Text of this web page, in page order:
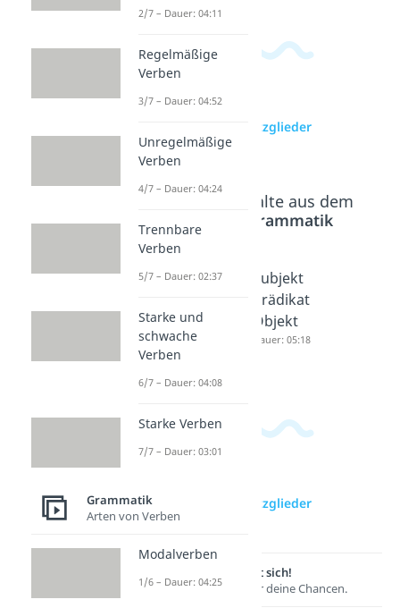
zur Videoseite: Satzglieder
bestimmen
Beliebte Inhalte aus dem
Grammatik
Satzglie
Übunge
n
Dauer: 05:50
Felderm
Dauer: 04:33
Subjekt
Prädikat
Objekt
Dauer: 05:18
zur Videoseite: Satzglieder
bestimmen
Lernen lohnt sich!
Entdecke hier deine Chancen.
2/7 – Dauer: 04:11
Regelmäßige
Verben
3/7 – Dauer: 04:52
Unregelmäßige
Verben
4/7 – Dauer: 04:24
Trennbare
Verben
5/7 – Dauer: 02:37
Starke und
schwache
Verben
6/7 – Dauer: 04:08
Starke Verben
7/7 – Dauer: 03:01
Grammatik
Arten von Verben
Modalverben
1/6 – Dauer: 04:25